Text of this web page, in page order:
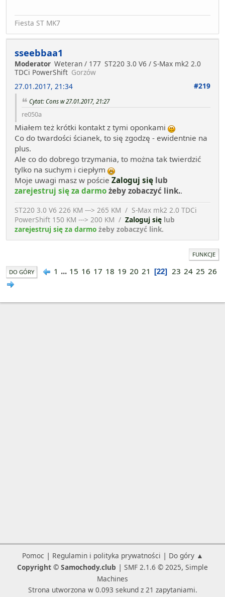
Fiesta ST MK7
sseebbaa1
Moderator Weteran / 177 ST220 3.0 V6 / S-Max mk2 2.0
TDCi PowerShift Gorzów
27.01.2017, 21:34
#219
Cytat: Cons w 27.01.2017, 21:27
re050a
Miałem też krótki kontakt z tymi oponkami
Co do twardości ścianek, to się zgodzę - ewidentnie na
plus.
Ale co do dobrego trzymania, to można tak twierdzić
tylko na suchym i ciepłym
Moje uwagi masz w poście Zaloguj się lub
zarejestruj się za darmo żeby zobaczyć link..
ST220 3.0 V6 226 KM ---> 265 KM / S-Max mk2 2.0 TDCi
PowerShift 150 KM ---> 200 KM / Zaloguj się lub
zarejestruj się za darmo żeby zobaczyć link.
FUNKCJE
DO GÓRY 1 ... 15 16 17 18 19 20 21 22 23 24 25 26
Pomoc | Regulamin i polityka prywatności | Do góry ▲
Copyright © Samochody.club | SMF 2.1.6 © 2025, Simple
Machines
Strona utworzona w 0.093 sekund z 21 zapytaniami.